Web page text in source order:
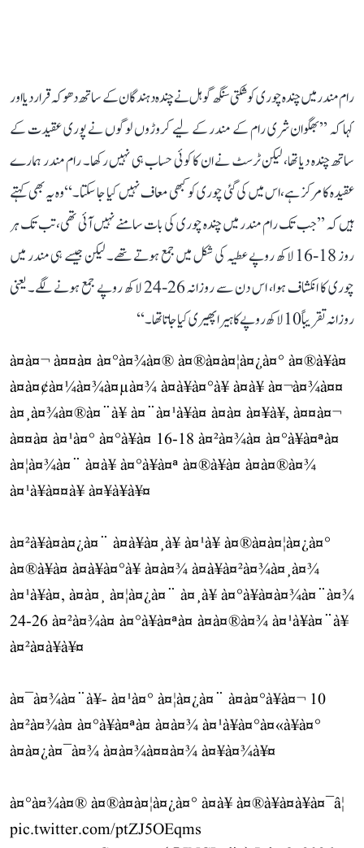
رام مندر میں چندہ چوری کو شکتی سنگھ گوہل نے چندہ دہندگان کے ساتھ دھوکہ قرار دیا اور
کہا کہ ’’بھگوان شری رام کے مندر کے لیے کروڑوں لوگوں نے پوری عقیدت کے
ساتھ چندہ دیا تھا، لیکن ٹرسٹ نے ان کا کوئی حساب ہی نہیں رکھا۔ رام مندر ہمارے
عقیدہ کا مرکز ہے، اس میں کی گئی چوری کو کبھی معاف نہیں کیا جا سکتا۔‘‘ وہ یہ بھی کہتے
ہیں کہ ’’جب تک رام مندر میں چندہ چوری کی بات سامنے نہیں آئی تھی، تب تک ہر
روز 18-16 لاکھ روپے عطیہ کی شکل میں جمع ہوتے تھے۔ لیکن جیسے ہی مندر میں
چوری کا انکشاف ہوا، اس دن سے روزانہ 26-24 لاکھ روپے جمع ہونے لگے۔ یعنی
روزانہ تقریباً 10 لاکھ روپے کا ہیرا پھیری کیا جاتا تھا۔‘‘
à¤à¤¬ à¤¤à¤ à¤°à¤¾à¤® à¤®à¤à¤¦à¤¿à¤° à¤®à¥à¤
à¤à¤¢à¤¼à¤¾à¤µà¤¾ à¤à¥à¤°à¥ à¤à¥ à¤¬à¤¾à¤¤
à¤¸à¤¾à¤®à¤¨à¥ à¤¨à¤¹à¥à¤ à¤à¤ à¤¥à¥, à¤¤à¤¬
à¤¤à¤ à¤¹à¤° à¤°à¥à¤ 16-18 à¤²à¤¾à¤ à¤°à¥à¤ªà¤
à¤¦à¤¾à¤¨ à¤à¥ à¤°à¥à¤ª à¤®à¥à¤ à¤à¤®à¤¾
à¤¹à¥à¤¤à¥ à¤¥à¥à¥¤
à¤²à¥à¤à¤¿à¤¨ à¤à¥à¤¸à¥ à¤¹à¥ à¤®à¤à¤¦à¤¿à¤°
à¤®à¥à¤ à¤à¥à¤°à¥ à¤à¤¾ à¤à¥à¤²à¤¾à¤¸à¤¾
à¤¹à¥à¤, à¤à¤¸ à¤¦à¤¿à¤¨ à¤¸à¥ à¤°à¥à¤à¤¾à¤¨à¤¾
24-26 à¤²à¤¾à¤ à¤°à¥à¤ªà¤ à¤à¤®à¤¾ à¤¹à¥à¤¨à¥
à¤²à¤à¥à¥¤
à¤¯à¤¾à¤¨à¥- à¤¹à¤° à¤¦à¤¿à¤¨ à¤à¤°à¥à¤¬ 10
à¤²à¤¾à¤ à¤°à¥à¤ªà¤ à¤à¤¾ à¤¹à¥à¤°à¤«à¥à¤°
à¤à¤¿à¤¯à¤¾ à¤à¤¾à¤¤à¤¾ à¤¥à¤¾à¥¤
à¤°à¤¾à¤® à¤®à¤à¤¦à¤¿à¤° à¤à¥ à¤®à¥à¤à¥à¤¯â¦
pic.twitter.com/ptZJ5OEqms